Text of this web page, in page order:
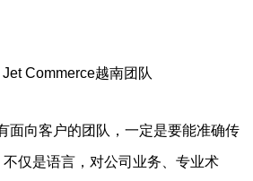
Commerce越南团队
面向客户的团队，一定是要能准确传
仅是语言，对公司业务、专业术